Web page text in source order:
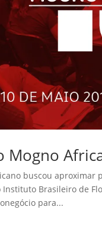
Mogno
buscou
Brasileiro de
para...